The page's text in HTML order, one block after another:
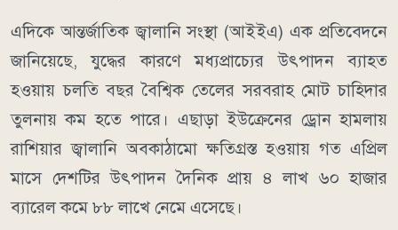
এদিকে আন্তর্জাতিক জ্বালানি সংস্থা (আইইএ) এক প্রতিবেদনে
জানিয়েছে, যুদ্ধের কারণে মধ্যপ্রাচ্যের উৎপাদন ব্যাহত
হওয়ায় চলতি বছর বৈশ্বিক তেলের সরবরাহ মোট চাহিদার
তুলনায় কম হতে পারে। এছাড়া ইউক্রেনের ড্রোন হামলায়
রাশিয়ার জ্বালানি অবকাঠামো ক্ষতিগ্রস্ত হওয়ায় গত এপ্রিল
মাসে দেশটির উৎপাদন দৈনিক প্রায় ৪ লাখ ৬০ হাজার
ব্যারেল কমে ৮৮ লাখে নেমে এসেছে।